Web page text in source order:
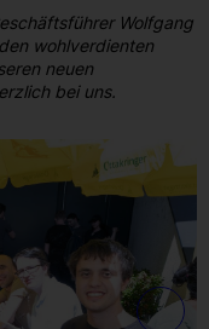
Wolfgang
wohlverdienten
neuen
bei uns.